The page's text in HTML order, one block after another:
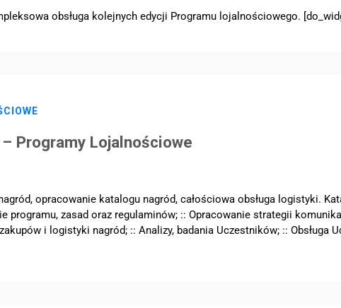
obsługa kolejnych edycji Programu lojalnościowego.
Programy Lojalnościowe
opracowanie katalogu nagród, całościowa obsługa logistyki.
programu, zasad oraz regulaminów; :: Opracowanie strategii
i logistyki nagród; :: Analizy, badania Uczestników; :: Obsługa